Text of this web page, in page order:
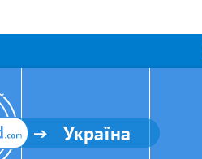
Україна